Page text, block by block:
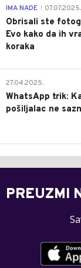
IMA NADE 07.07.2025.
Obrisali ste
Evo kako da ih
koraka
27.04.2025.
WhatsApp trik:
pošiljalac ne
PREUZMI